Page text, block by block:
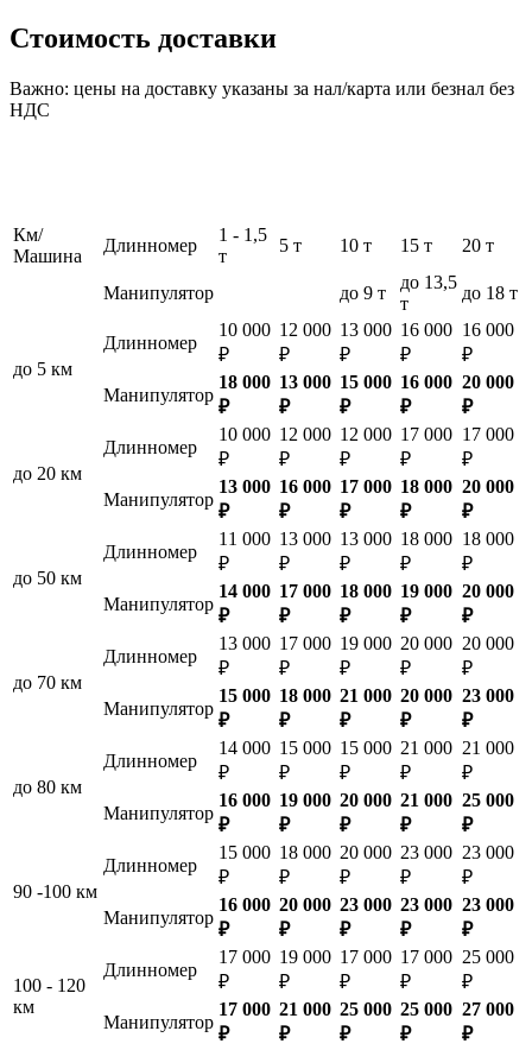
Стоимость доставки
Важно: цены на доставку указаны за нал/карта или безнал без
НДС
Км/
Машина
Длинномер
1 - 1,5
т
5 т 10 т 15 т 20 т
Манипулятор до 9 т
до 13,5
т
до 18 т
до 5 км
Длинномер
10 000
₽
12 000
₽
13 000
₽
16 000
₽
16 000
₽
Манипулятор
18 000
₽
13 000
₽
15 000
₽
16 000
₽
20 000
₽
до 20 км
Длинномер
10 000
₽
12 000
₽
12 000
₽
17 000
₽
17 000
₽
Манипулятор
13 000
₽
16 000
₽
17 000
₽
18 000
₽
20 000
₽
до 50 км
Длинномер
11 000
₽
13 000
₽
13 000
₽
18 000
₽
18 000
₽
Манипулятор
14 000
₽
17 000
₽
18 000
₽
19 000
₽
20 000
₽
до 70 км
Длинномер
13 000
₽
17 000
₽
19 000
₽
20 000
₽
20 000
₽
Манипулятор
15 000
₽
18 000
₽
21 000
₽
20 000
₽
23 000
₽
до 80 км
Длинномер
14 000
₽
15 000
₽
15 000
₽
21 000
₽
21 000
₽
Манипулятор
16 000
₽
19 000
₽
20 000
₽
21 000
₽
25 000
₽
90 -100 км
Длинномер
15 000
₽
18 000
₽
20 000
₽
23 000
₽
23 000
₽
Манипулятор
16 000
₽
20 000
₽
23 000
₽
23 000
₽
23 000
₽
100 - 120
км
Длинномер
17 000
₽
19 000
₽
17 000
₽
17 000
₽
25 000
₽
Манипулятор
17 000
₽
21 000
₽
25 000
₽
25 000
₽
27 000
₽